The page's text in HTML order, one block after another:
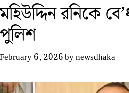
মহিউদ্দিন রনিকে
পুলিশ
February 6, 2026bynewsdhaka